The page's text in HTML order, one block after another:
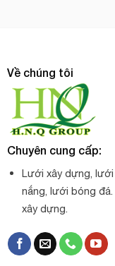
Về chúng tôi
Chuyên cung cấp:
Lưới xây dựng,
nắng, lưới bóng
xây dựng.